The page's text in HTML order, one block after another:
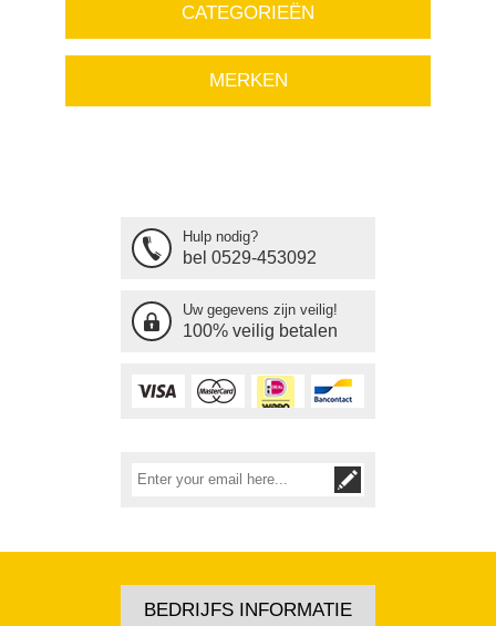
CATEGORIEËN
MERKEN
Hulp nodig?
bel 0529-453092
Uw gegevens zijn veilig!
100% veilig betalen
BEDRIJFS INFORMATIE